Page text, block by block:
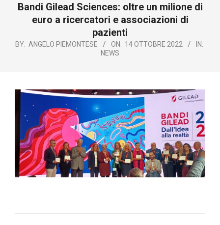
Bandi Gilead Sciences: oltre un milione di
euro a ricercatori e associazioni di
pazienti
BY: ANGELO PIEMONTESE ON: 14 OTTOBRE 2022
IN:
NEWS